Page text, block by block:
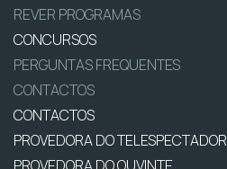
REVER PROGRAMAS
CONCURSOS
PERGUNTAS FREQUENTES
CONTACTOS
CONTACTOS
PROVEDORA DO TELESPECTADOR